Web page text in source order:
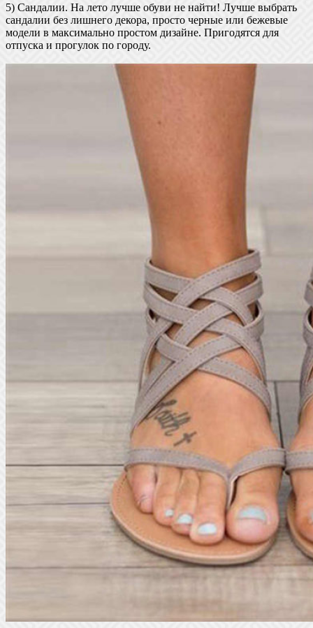
5) Сандалии. На лето лучше обуви не найти! Лучше выбрать
сандалии без лишнего декора, просто черные или бежевые
модели в максимально простом дизайне. Пригодятся для
отпуска и прогулок по городу.